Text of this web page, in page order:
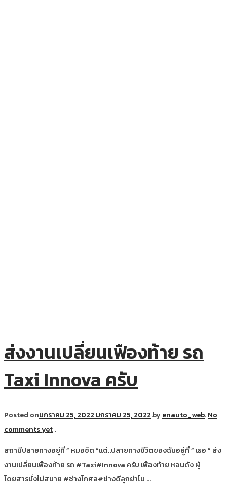
ส่งงานเปลี่ยนเฟืองท้าย รถ
Taxi Innova ครับ
Posted onมกราคม 25, 2022มกราคม 25, 2022.byenauto_web.No
comments yet.
สถานีปลายทางอยู่ที่ ” หมอชิต “แต่..ปลายทางชีวิตของฉันอยู่ที่ ” เธอ ” ส่ง
งานเปลี่ยนเฟืองท้าย รถ #Taxi#Innova ครับ เฟืองท้าย หอนดัง ผู้
โดยสารนั่งไม่สบาย #ช่างโกศล#ช่างดีลูกย่าโม …